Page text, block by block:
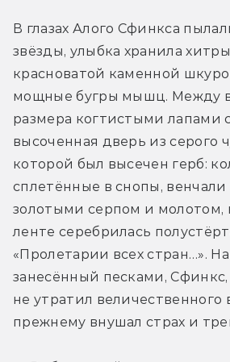
В глазах Алого Сфинкса
звёзды, улыбка хранила
красноватой каменной
мощные бугры мышц. Между
размера когтистыми лапами
высоченная дверь из серого
которой был высечен герб:
сплетённые в снопы, венчали
золотыми серпом и молотом,
ленте серебрилась
«Пролетарии всех стран…».
занесённый песками,
не утратил величественного
прежнему внушал страх и